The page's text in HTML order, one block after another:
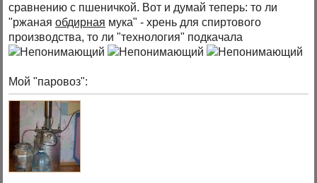
сравнению с пшеничкой. Вот и думай теперь: то ли
"ржанаяобдирная мука" - хрень для спиртового
производства, то ли "технология" подкачала
Мой "паровоз":